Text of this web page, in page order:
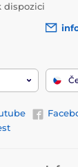
dispozici